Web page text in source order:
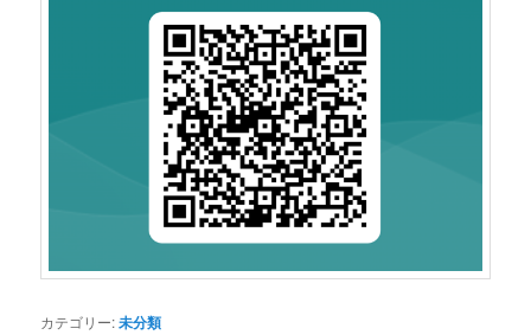
カテゴリー:未分類